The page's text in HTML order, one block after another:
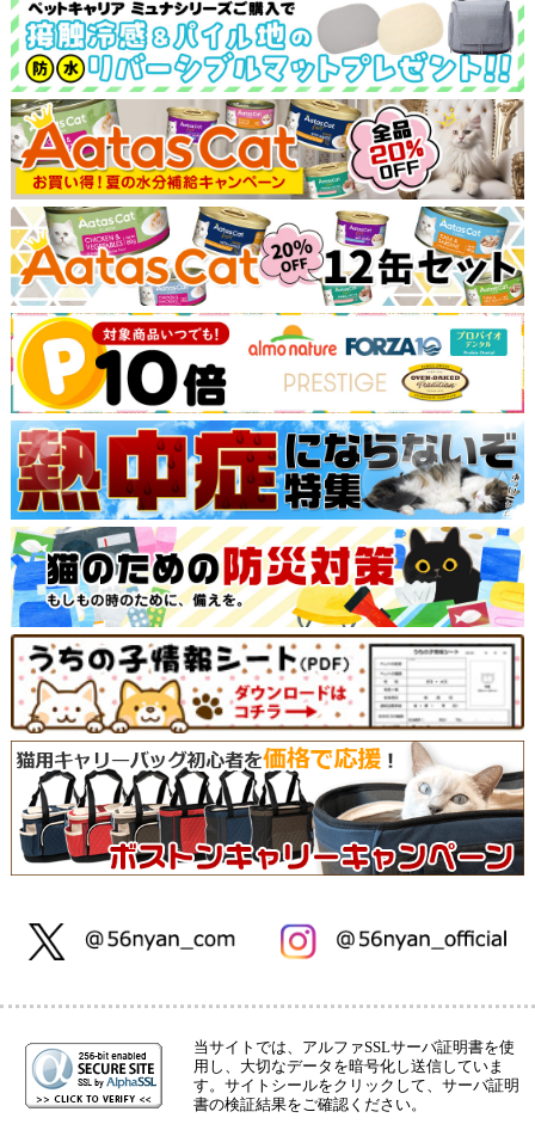
当サイトでは、アルファSSLサーバ証明書を使
用し、大切なデータを暗号化し送信していま
す。サイトシールをクリックして、サーバ証明
書の検証結果をご確認ください。